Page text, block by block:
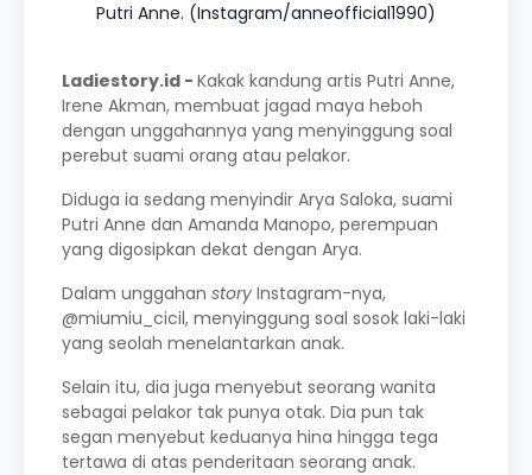
Putri Anne. (Instagram/anneofficial1990)
Ladiestory.id - Kakak kandung artis Putri Anne,
Irene Akman, membuat jagad maya heboh
dengan unggahannya yang menyinggung soal
perebut suami orang atau pelakor.
Diduga ia sedang menyindir Arya Saloka, suami
Putri Anne dan Amanda Manopo, perempuan
yang digosipkan dekat dengan Arya.
Dalam unggahan story Instagram-nya,
@miumiu_cicil, menyinggung soal sosok laki-laki
yang seolah menelantarkan anak.
Selain itu, dia juga menyebut seorang wanita
sebagai pelakor tak punya otak. Dia pun tak
segan menyebut keduanya hina hingga tega
tertawa di atas penderitaan seorang anak.